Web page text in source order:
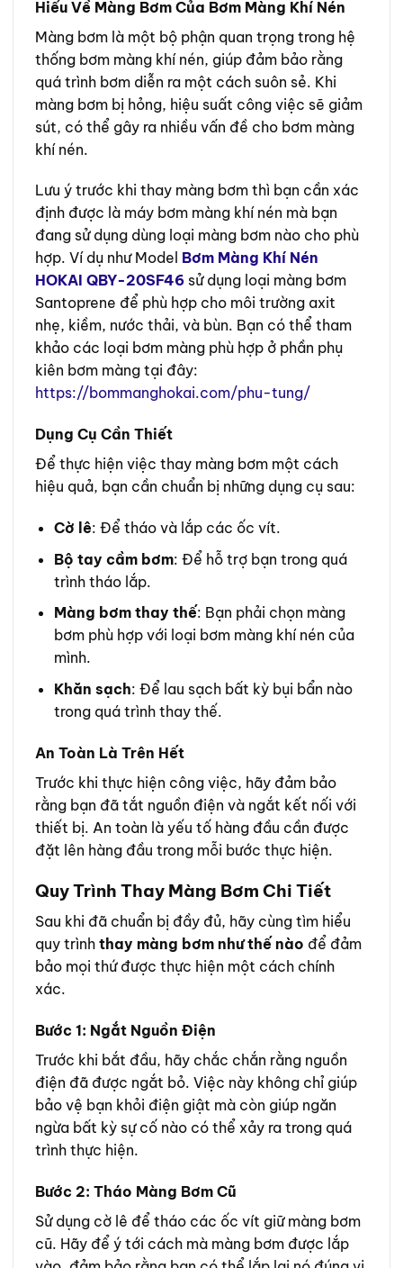
Hiểu Về Màng Bơm Của Bơm Màng Khí Nén
Màng bơm là một bộ phận quan trọng trong hệ
thống bơm màng khí nén, giúp đảm bảo rằng
quá trình bơm diễn ra một cách suôn sẻ. Khi
màng bơm bị hỏng, hiệu suất công việc sẽ giảm
sút, có thể gây ra nhiều vấn đề cho bơm màng
khí nén.
Lưu ý trước khi thay màng bơm thì bạn cần xác
định được là máy bơm màng khí nén mà bạn
đang sử dụng dùng loại màng bơm nào cho phù
hợp. Ví dụ như Model Bơm Màng Khí Nén
HOKAI QBY-20SF46 sử dụng loại màng bơm
Santoprene để phù hợp cho môi trường axit
nhẹ, kiềm, nước thải, và bùn. Bạn có thể tham
khảo các loại bơm màng phù hợp ở phần phụ
kiên bơm màng tại đây:
https://bommanghokai.com/phu-tung/
Dụng Cụ Cần Thiết
Để thực hiện việc thay màng bơm một cách
hiệu quả, bạn cần chuẩn bị những dụng cụ sau:
Cờ lê: Để tháo và lắp các ốc vít.
Bộ tay cầm bơm: Để hỗ trợ bạn trong quá
trình tháo lắp.
Màng bơm thay thế: Bạn phải chọn màng
bơm phù hợp với loại bơm màng khí nén của
mình.
Khăn sạch: Để lau sạch bất kỳ bụi bẩn nào
trong quá trình thay thế.
An Toàn Là Trên Hết
Trước khi thực hiện công việc, hãy đảm bảo
rằng bạn đã tắt nguồn điện và ngắt kết nối với
thiết bị. An toàn là yếu tố hàng đầu cần được
đặt lên hàng đầu trong mỗi bước thực hiện.
Quy Trình Thay Màng Bơm Chi Tiết
Sau khi đã chuẩn bị đầy đủ, hãy cùng tìm hiểu
quy trình thay màng bơm như thế nào để đảm
bảo mọi thứ được thực hiện một cách chính
xác.
Bước 1: Ngắt Nguồn Điện
Trước khi bắt đầu, hãy chắc chắn rằng nguồn
điện đã được ngắt bỏ. Việc này không chỉ giúp
bảo vệ bạn khỏi điện giật mà còn giúp ngăn
ngừa bất kỳ sự cố nào có thể xảy ra trong quá
trình thực hiện.
Bước 2: Tháo Màng Bơm Cũ
Sử dụng cờ lê để tháo các ốc vít giữ màng bơm
cũ. Hãy để ý tới cách mà màng bơm được lắp